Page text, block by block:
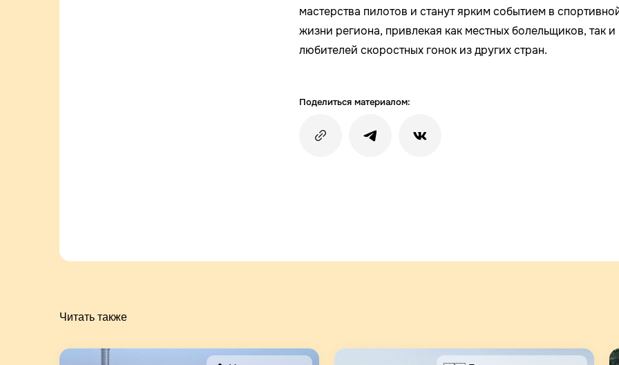
мастерства пилотов и станут ярким событием в
жизни региона, привлекая как местных болельщиков, так и
любителей скоростных гонок из других стран.
Поделиться материалом:
Читать также